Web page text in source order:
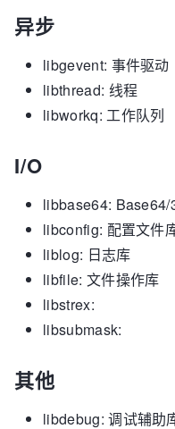
异步
libgevent: 事件驱动
libthread: 线程
libworkq: 工作队列
I/O
libbase64: Base64/
libconfig: 配置文件
liblog: 日志库
libfile: 文件操作库
libstrex:
libsubmask:
其他
libdebug: 调试辅助